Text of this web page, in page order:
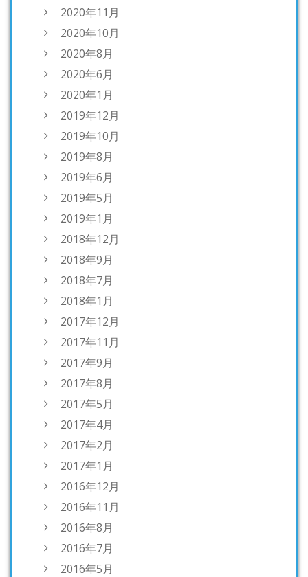
2020年11月
2020年10月
2020年8月
2020年6月
2020年1月
2019年12月
2019年10月
2019年8月
2019年6月
2019年5月
2019年1月
2018年12月
2018年9月
2018年7月
2018年1月
2017年12月
2017年11月
2017年9月
2017年8月
2017年5月
2017年4月
2017年2月
2017年1月
2016年12月
2016年11月
2016年8月
2016年7月
2016年5月